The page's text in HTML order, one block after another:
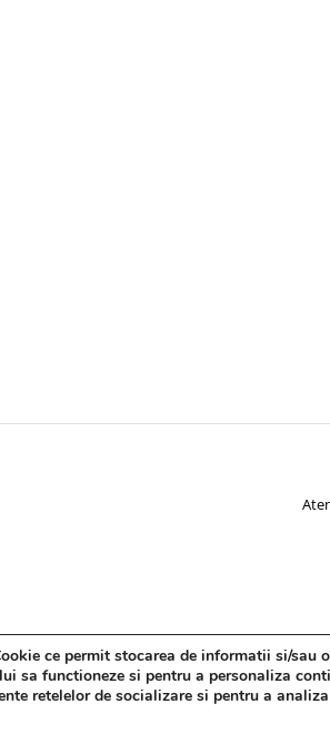
ce permit stocarea de informatii si/
sa functioneze si pentru a personaliza
retelelor de socializare si pentru a